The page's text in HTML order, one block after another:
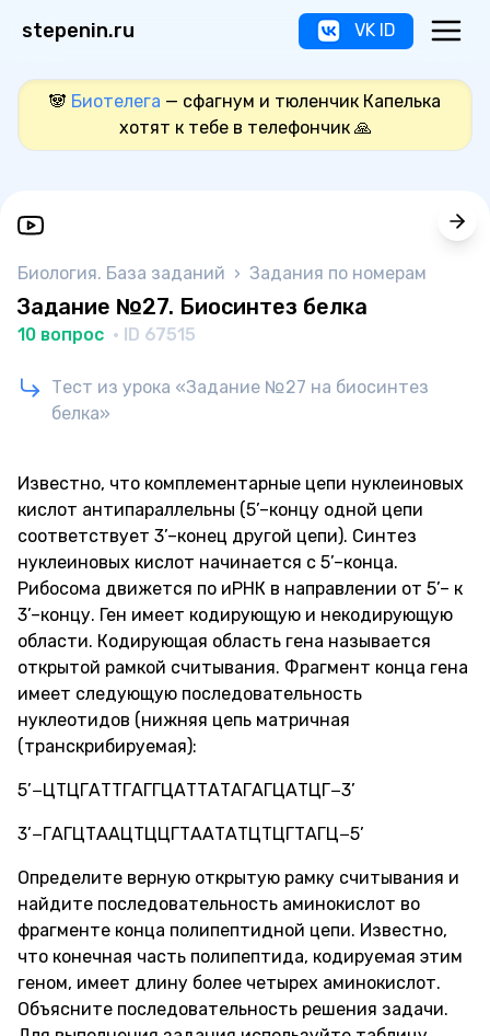
stepenin.ru VK ID
🐼 Биотелега — сфагнум и тюленчик Капелька
хотят к тебе в телефончик 🙏
Биология. База заданий › Задания по номерам
Задание №27. Биосинтез белка
10 вопрос · ID 67515
Тест из урока «Задание №27 на биосинтез
белка»
Известно, что комплементарные цепи нуклеиновых
кислот антипараллельны (5’–концу одной цепи
соответствует 3’–конец другой цепи). Синтез
нуклеиновых кислот начинается с 5’–конца.
Рибосома движется по иРНК в направлении от 5’– к
3’–концу. Ген имеет кодирующую и некодирующую
области. Кодирующая область гена называется
открытой рамкой считывания. Фрагмент конца гена
имеет следующую последовательность
нуклеотидов (нижняя цепь матричная
(транскрибируемая):
5’−ЦТЦГАТТГАГГЦАТТАТАГАГЦАТЦГ−3’
3’−ГАГЦТААЦТЦЦГТААТАТЦТЦГТАГЦ−5’
Определите верную открытую рамку считывания и
найдите последовательность аминокислот во
фрагменте конца полипептидной цепи. Известно,
что конечная часть полипептида, кодируемая этим
геном, имеет длину более четырех аминокислот.
Объясните последовательность решения задачи.